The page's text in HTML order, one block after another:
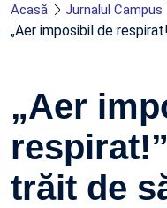
Acasă Jurnalul Campus
„Aer imposibil de
„Aer
trăit de